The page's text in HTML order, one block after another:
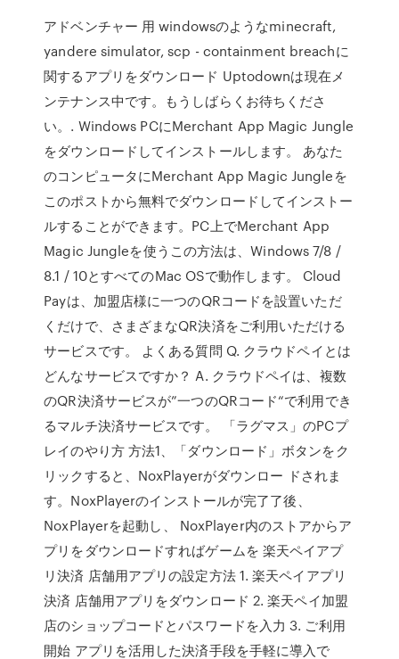
アドベンチャー 用 windowsのようなminecraft,
yandere simulator, scp - containment breachに
関するアプリをダウンロード Uptodownは現在メ
ンテナンス中です。もうしばらくお待ちくださ
い。. Windows PCにMerchant App Magic Jungle
をダウンロードしてインストールします。 あなた
のコンピュータにMerchant App Magic Jungleを
このポストから無料でダウンロードしてインストー
ルすることができます。PC上でMerchant App
Magic Jungleを使うこの方法は、Windows 7/8 /
8.1 / 10とすべてのMac OSで動作します。 Cloud
Payは、加盟店様に一つのQRコードを設置いただ
くだけで、さまざまなQR決済をご利用いただける
サービスです。 よくある質問 Q. クラウドペイとは
どんなサービスですか？ A. クラウドペイは、複数
のQR決済サービスが”一つのQRコード“で利用でき
るマルチ決済サービスです。 「ラグマス」のPCプ
レイのやり方 方法1、「ダウンロード」ボタンをク
リックすると、NoxPlayerがダウンロー ドされま
す。NoxPlayerのインストールが完了了後、
NoxPlayerを起動し、 NoxPlayer内のストアからア
プリをダウンロードすればゲームを 楽天ペイアプ
リ決済 店舗用アプリの設定方法 1. 楽天ペイアプリ
決済 店舗用アプリをダウンロード 2. 楽天ペイ加盟
店のショップコードとパスワードを入力 3. ご利用
開始 アプリを活用した決済手段を手軽に導入で